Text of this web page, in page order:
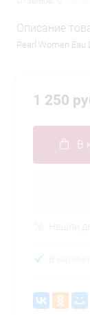
Описание
Pearl Women
1 250
В
В наличии